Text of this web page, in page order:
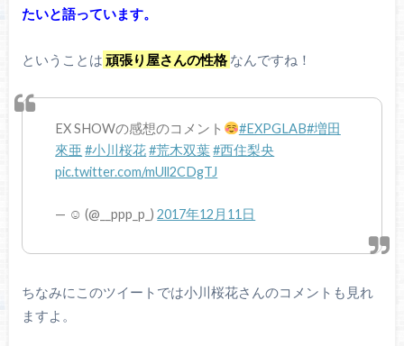
たいと語っています。
ということは 頑張り屋さんの性格 なんですね！
EX SHOWの感想のコメント #EXPGLAB#増田
來亜 #小川桜花#荒木双葉#西住梨央
pic.twitter.com/mUll2CDgTJ
— ☺︎ (@__ppp_p_)2017年12月11日
ちなみにこのツイートでは小川桜花さんのコメントも見れ
ますよ。